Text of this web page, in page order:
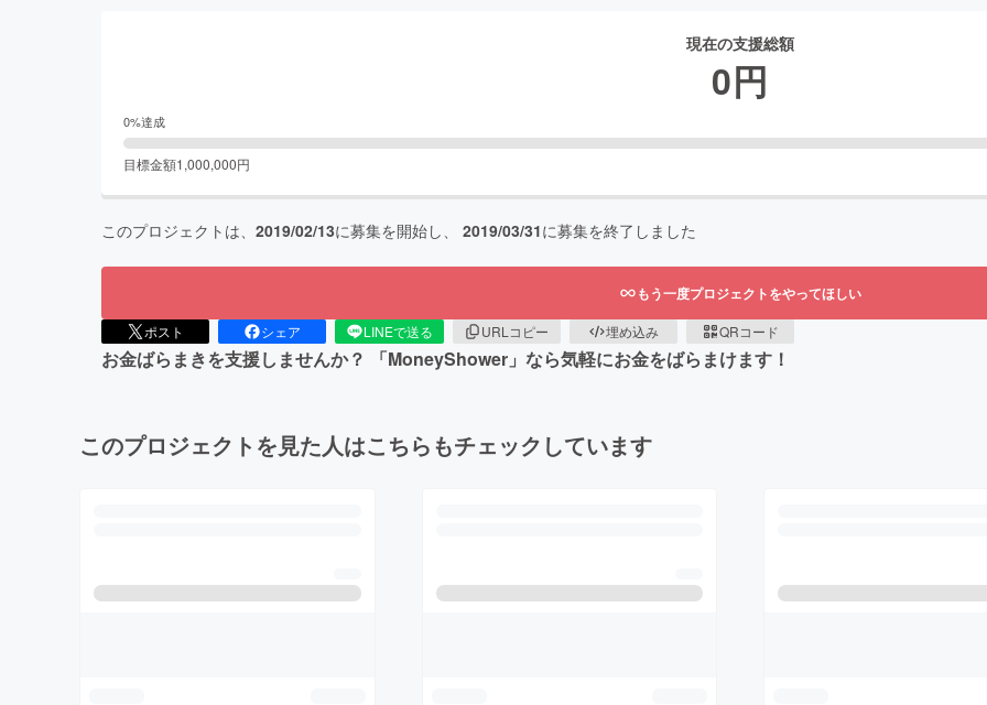
現在の支援総額
0円
0%達成
目標金額1,000,000円
このプロジェクトは、 2019/02/13に募集を開始し、 2019/03/31に募集を終了しました
もう一度プロジェクトをやってほしい
ポスト シェア LINEで送る URLコピー 埋め込み QRコード
お金ばらまきを支援しませんか？ 「MoneyShower」なら気軽にお金をばらまけます！
このプロジェクトを見た人はこちらもチェックしています